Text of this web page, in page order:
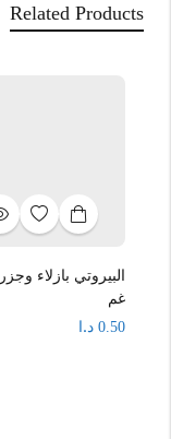
Related Products
غم
0.50 د.ا